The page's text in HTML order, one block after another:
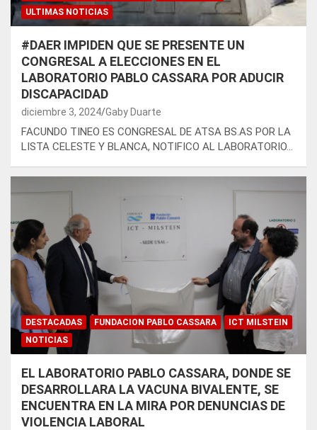
ULTIMAS NOTICIAS
#DAER IMPIDEN QUE SE PRESENTE UN
CONGRESAL A ELECCIONES EN EL
LABORATORIO PABLO CASSARA POR ADUCIR
DISCAPACIDAD
diciembre 3, 2024 Gaby Duarte
FACUNDO TINEO ES CONGRESAL DE ATSA BS.AS POR LA
LISTA CELESTE Y BLANCA, NOTIFICO AL LABORATORIO…
DESTACADAS FUNDACION PABLO CASSARA
ICT MILSTEIN
NOTICIAS
EL LABORATORIO PABLO CASSARA, DONDE SE
DESARROLLARA LA VACUNA BIVALENTE, SE
ENCUENTRA EN LA MIRA POR DENUNCIAS DE
VIOLENCIA LABORAL